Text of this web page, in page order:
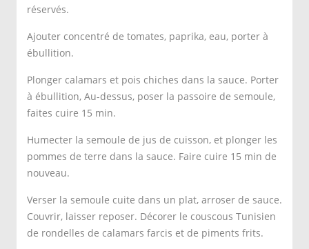
réservés.
Ajouter concentré de tomates, paprika, eau, porter à
ébullition.
Plonger calamars et pois chiches dans la sauce. Porter
à ébullition, Au-dessus, poser la passoire de semoule,
faites cuire 15 min.
Humecter la semoule de jus de cuisson, et plonger les
pommes de terre dans la sauce. Faire cuire 15 min de
nouveau.
Verser la semoule cuite dans un plat, arroser de sauce.
Couvrir, laisser reposer. Décorer le couscous Tunisien
de rondelles de calamars farcis et de piments frits.